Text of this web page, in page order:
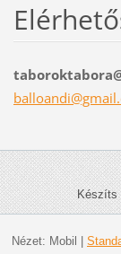
balloandi@gmail.
Készíts
Nézet: Mobil